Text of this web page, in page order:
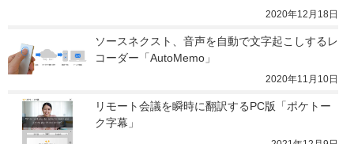
2020年12月18日
ソースネクスト、音声を自動で文字起こしするレ
コーダー「AutoMemo」
2020年11月10日
リモート会議を瞬時に翻訳するPC版「ポケトー
ク字幕」